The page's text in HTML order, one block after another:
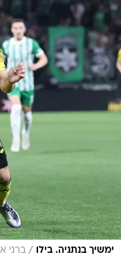
ימשיך בנתניה. בילו / ברני